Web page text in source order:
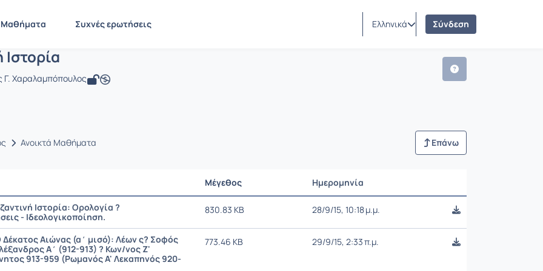
Μαθήματα Συχνές ερωτήσεις Ελληνικά Σύνδεση
Βυζαντινή Ιστορία Έγγραφα
Ιστορία
Ιστορία
Γ. Χαραλαμπόπουλος
Ανοικτά Μαθήματα Επάνω
Μέγεθος Ημερομηνία
Ιστορία: Ορολογία ?
- Iδεολογικοποίηση.
830.83 KB 28/9/15, 10:18 μ.μ.
Δέκατος Αιώνας (α΄ μισό): Λέων ς? Σοφός
Α΄ (912-913) ? Κων/νος Ζ'
913-959 (Ρωμανός Α' Λεκαπηνός 920-
773.46 KB 29/9/15, 2:33 π.μ.